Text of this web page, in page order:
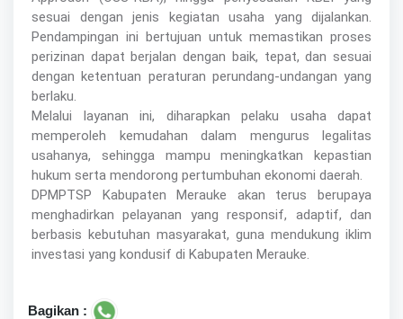
sesuai dengan jenis kegiatan usaha yang dijalankan.
Pendampingan ini bertujuan untuk memastikan proses
perizinan dapat berjalan dengan baik, tepat, dan sesuai
dengan ketentuan peraturan perundang-undangan yang
berlaku.
Melalui layanan ini, diharapkan pelaku usaha dapat
memperoleh kemudahan dalam mengurus legalitas
usahanya, sehingga mampu meningkatkan kepastian
hukum serta mendorong pertumbuhan ekonomi daerah.
DPMPTSP Kabupaten Merauke akan terus berupaya
menghadirkan pelayanan yang responsif, adaptif, dan
berbasis kebutuhan masyarakat, guna mendukung iklim
investasi yang kondusif di Kabupaten Merauke.
Bagikan :